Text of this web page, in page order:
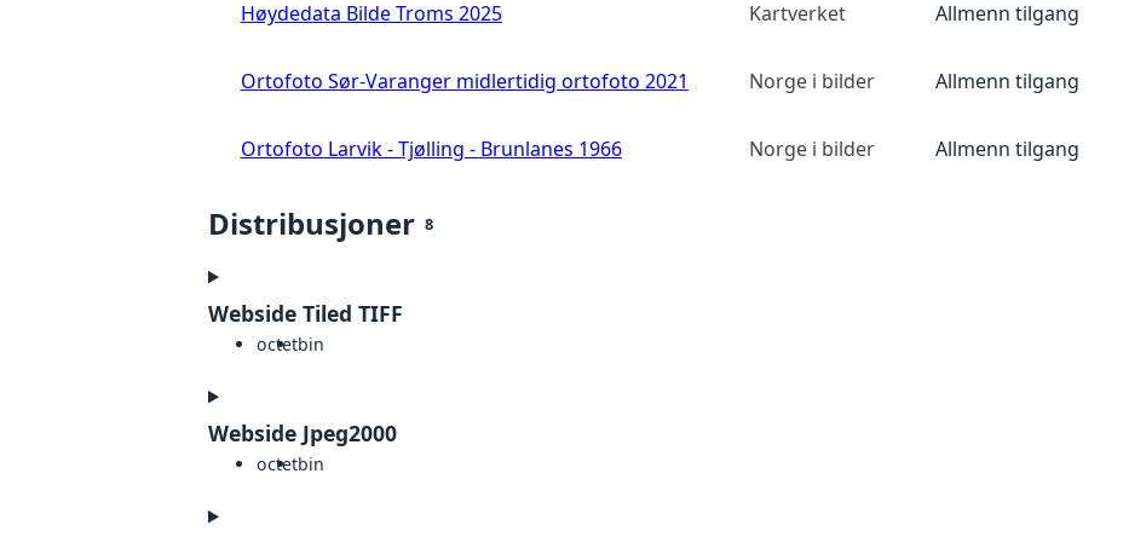
Høydedata Bilde Troms 2025 Kartverket Allmenn tilgang
Ortofoto Sør-Varanger midlertidig ortofoto 2021 Norge i bilder Allmenn tilgang
Ortofoto Larvik - Tjølling - Brunlanes 1966 Norge i bilder Allmenn tilgang
Distribusjoner 8
Webside Tiled TIFF
octetbin
Webside Jpeg2000
octetbin